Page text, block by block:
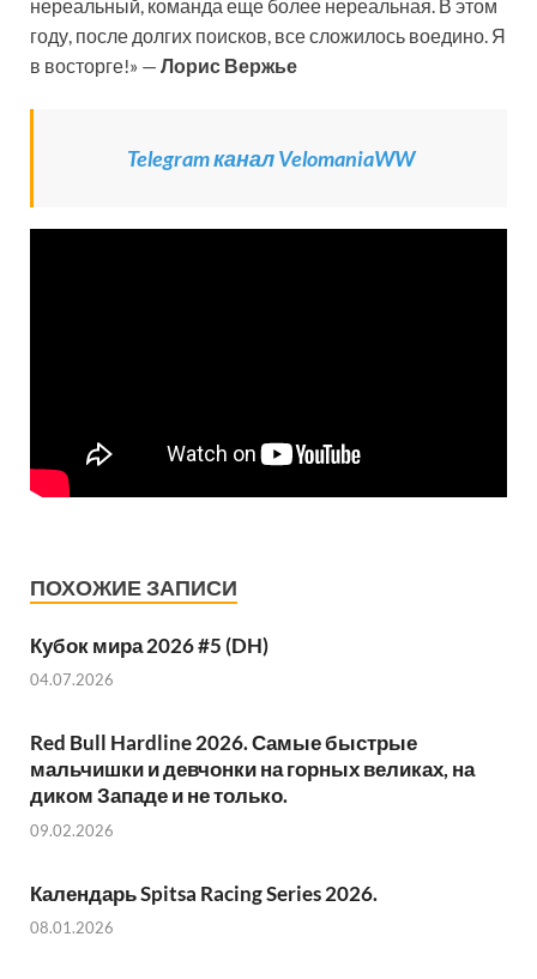
нереальный, команда еще более нереальная. В этом
году, после долгих поисков, все сложилось воедино. Я
в восторге!» — Лорис Вержье
Telegram канал VelomaniaWW
ПОХОЖИЕ ЗАПИСИ
Кубок мира 2026 #5 (DH)
04.07.2026
Red Bull Hardline 2026. Самые быстрые
мальчишки и девчонки на горных великах, на
диком Западе и не только.
09.02.2026
Календарь Spitsa Racing Series 2026.
08.01.2026